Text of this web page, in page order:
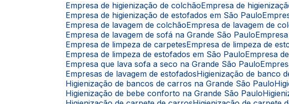
Empresa de higienização de colchão Empresa de
Empresa de higienização de estofados em São Paulo
Empresa de lavagem de colchão Empresa de lavagem de
Empresa de lavagem de sofá na Grande São Paulo
Empresa de limpeza de carpetes Empresa de limpeza de
Empresa de limpeza de estofados em São Paulo Empresa
Empresa que lava sofa a seco na Grande São Paulo
Empresas de lavagem de estofados
Higienização de banco
Higienização de bancos de carros na Grande São Paulo
Higienização de bebe conforto na Grande São Paulo